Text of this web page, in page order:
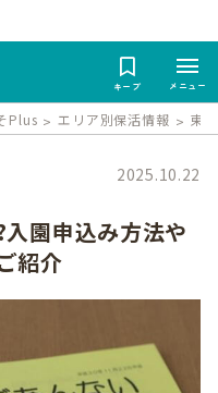
キープ メニュー
Plus エリア別保活情報 東
2025.10.22
園申込み方法や
紹介